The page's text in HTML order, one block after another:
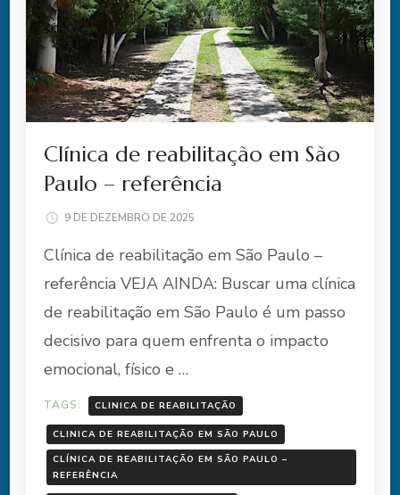
Clínica de reabilitação em São
Paulo – referência
9 DE DEZEMBRO DE 2025
Clínica de reabilitação em São Paulo –
referência VEJA AINDA: Buscar uma clínica
de reabilitação em São Paulo é um passo
decisivo para quem enfrenta o impacto
emocional, físico e …
TAGS: CLINICA DE REABILITAÇÃO
CLINICA DE REABILITAÇÃO EM SÃO PAULO
CLÍNICA DE REABILITAÇÃO EM SÃO PAULO –
REFERÊNCIA